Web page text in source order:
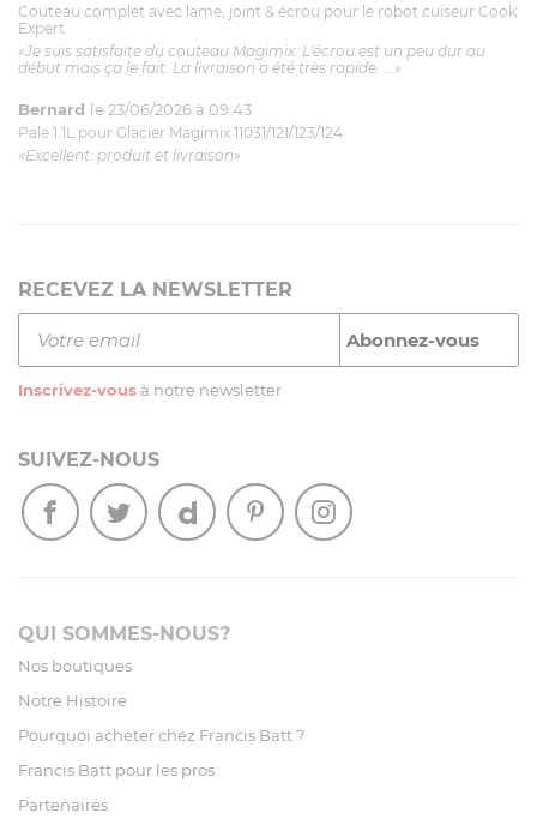
Couteau complet avec lame, joint & écrou pour le robot cuiseur Cook
Expert
«Je suis satisfaite du couteau Magimix. L'écrou est un peu dur au
début mais ça le fait. La livraison a été très rapide. ...»
Bernard le 23/06/2026 à 09:43
Pale 1.1L pour Glacier Magimix 11031/121/123/124
«Excellent: produit et livraison»
RECEVEZ LA NEWSLETTER
Inscrivez-vous à notre newsletter
SUIVEZ-NOUS
QUI SOMMES-NOUS?
Nos boutiques
Notre Histoire
Pourquoi acheter chez Francis Batt ?
Francis Batt pour les pros
Partenaires